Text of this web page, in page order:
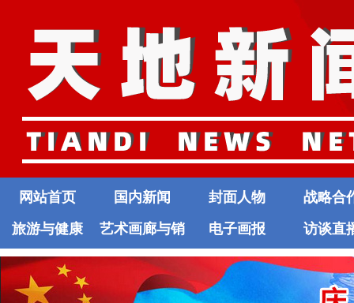
网站首页 国内新闻 封面人物
战略合
旅游与健康
艺术画廊与销
售
电子画报 访谈直